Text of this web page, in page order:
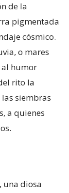
de la
pigmentada
cósmico.
o mares
al humor
rito la
siembras
a quienes
, una diosa